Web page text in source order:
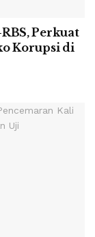
Perkuat
Korupsi di